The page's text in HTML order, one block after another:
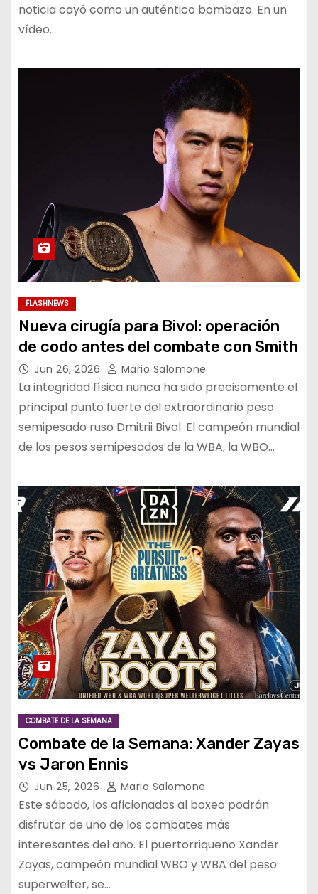
noticia cayó como un auténtico bombazo. En un
vídeo…
FLASHNEWS
Nueva cirugía para Bivol: operación
de codo antes del combate con Smith
Jun 26, 2026 Mario Salomone
La integridad física nunca ha sido precisamente el
principal punto fuerte del extraordinario peso
semipesado ruso Dmitrii Bivol. El campeón mundial
de los pesos semipesados de la WBA, la WBO…
COMBATE DE LA SEMANA
Combate de la Semana: Xander Zayas
vs Jaron Ennis
Jun 25, 2026 Mario Salomone
Este sábado, los aficionados al boxeo podrán
disfrutar de uno de los combates más
interesantes del año. El puertorriqueño Xander
Zayas, campeón mundial WBO y WBA del peso
superwelter, se…